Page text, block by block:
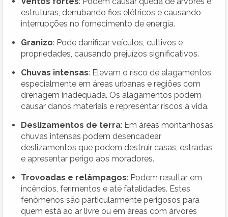
estruturas, derrubando fios elétricos e causando
interrupções no fornecimento de energia.
Granizo: Pode danificar veículos, cultivos e
propriedades, causando prejuízos significativos.
Chuvas intensas: Elevam o risco de alagamentos,
especialmente em áreas urbanas e regiões com
drenagem inadequada. Os alagamentos podem
causar danos materiais e representar riscos à vida.
Deslizamentos de terra: Em áreas montanhosas,
chuvas intensas podem desencadear
deslizamentos que podem destruir casas, estradas
e apresentar perigo aos moradores.
Trovoadas e relâmpagos: Podem resultar em
incêndios, ferimentos e até fatalidades. Estes
fenômenos são particularmente perigosos para
quem está ao ar livre ou em áreas com árvores